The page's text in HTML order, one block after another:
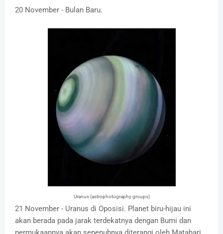
20 November - Bulan Baru.
Uranus (astrophotography groups)
21 November - Uranus di Oposisi. Planet biru-hijau ini
akan berada pada jarak terdekatnya dengan Bumi dan